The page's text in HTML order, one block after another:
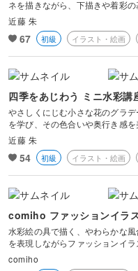
ネを描きながら、下描きや着彩の
近藤 朱
67 初級 イラスト・絵画
四季をあじわう ミニ水彩講
やさしくにじむ小さな花のグラ
を学び、その色合いや奥行き感を
近藤 朱
54 初級 イラスト・絵画
comiho ファッションイラ
水彩絵の具で描く、やわらかな
を表現しながらファッションイラ
comiho